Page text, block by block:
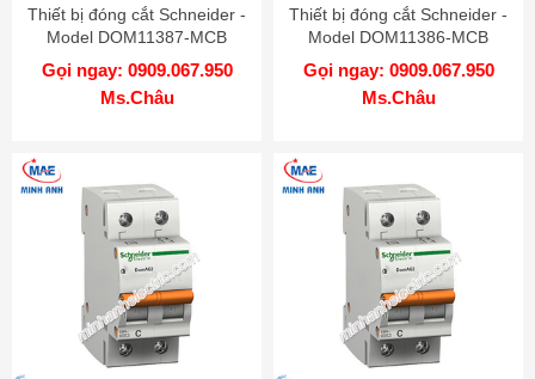
Thiết bị đóng cắt Schneider -
Model DOM11387-MCB
Gọi ngay: 0909.067.950
Ms.Châu
Thiết bị đóng cắt Schneider -
Model DOM11386-MCB
Gọi ngay: 0909.067.950
Ms.Châu